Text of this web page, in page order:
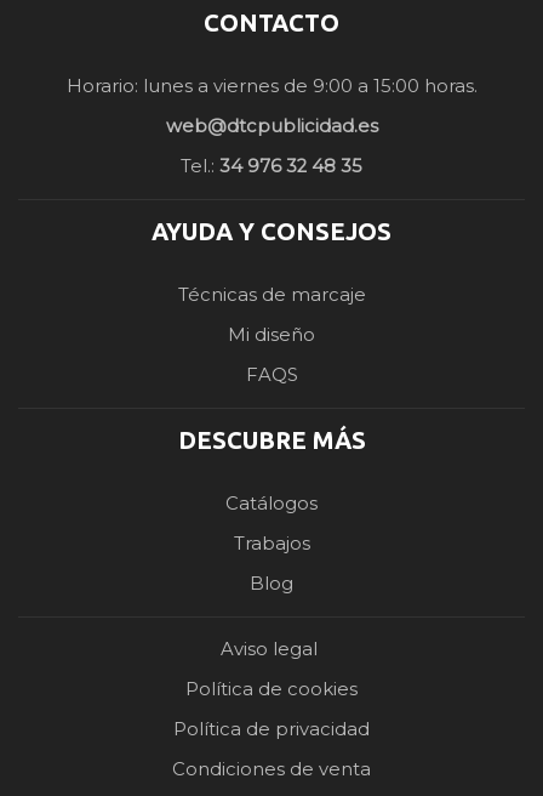
CONTACTO
Horario: lunes a viernes de 9:00 a 15:00 horas.
web@dtcpublicidad.es
Tel.: 34 976 32 48 35
AYUDA Y CONSEJOS
Técnicas de marcaje
Mi diseño
FAQS
DESCUBRE MÁS
Catálogos
Trabajos
Blog
Aviso legal
Política de cookies
Política de privacidad
Condiciones de venta